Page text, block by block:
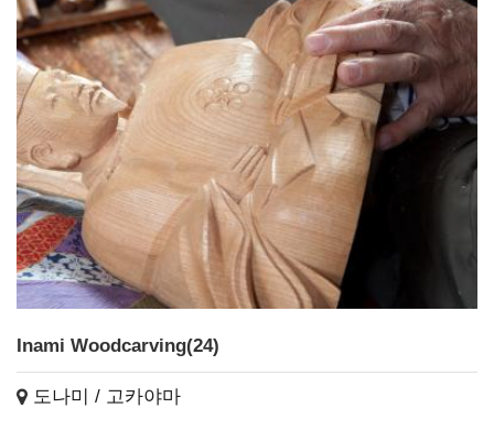
Inami Woodcarving(24)
도나미 / 고카야마